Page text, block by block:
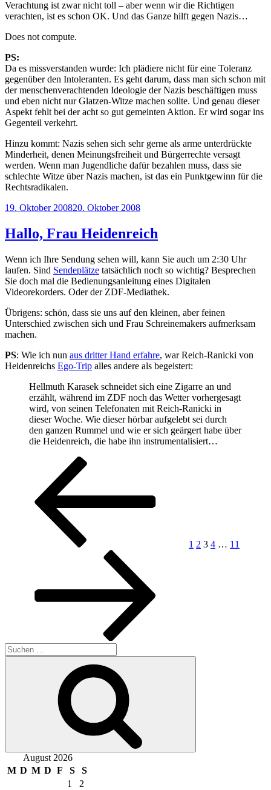
Verachtung ist zwar nicht toll – aber wenn wir die Richtigen
verachten, ist es schon OK. Und das Ganze hilft gegen Nazis…
Does not compute.
PS:
Da es missverstanden wurde: Ich plädiere nicht für eine Toleranz
gegenüber den Intoleranten. Es geht darum, dass man sich schon mit
der menschenverachtenden Ideologie der Nazis beschäftigen muss
und eben nicht nur Glatzen-Witze machen sollte. Und genau dieser
Aspekt fehlt bei der acht so gut gemeinten Aktion. Er wird sogar ins
Gegenteil verkehrt.
Hinzu kommt: Nazis sehen sich sehr gerne als arme unterdrückte
Minderheit, denen Meinungsfreiheit und Bürgerrechte versagt
werden. Wenn man Jugendliche dafür bezahlen muss, dass sie
schlechte Witze über Nazis machen, ist das ein Punktgewinn für die
Rechtsradikalen.
Veröffentlicht
19. Oktober 200820. Oktober 2008
Hallo, Frau Heidenreich
Wenn ich Ihre Sendung sehen will, kann Sie auch um 2:30 Uhr
laufen. Sind Sendeplätze tatsächlich noch so wichtig? Besprechen
Sie doch mal die Bedienungsanleitung eines Digitalen
Videorekorders. Oder der ZDF-Mediathek.
Übrigens: schön, dass sie uns auf den kleinen, aber feinen
Unterschied zwischen sich und Frau Schreinemakers aufmerksam
machen.
PS: Wie ich nun aus dritter Hand erfahre, war Reich-Ranicki von
Heidenreichs Ego-Trip alles andere als begeistert:
Hellmuth Karasek schneidet sich eine Zigarre an und
erzählt, während im ZDF noch das Wetter vorhergesagt
wird, von seinen Telefonaten mit Reich-Ranicki in
dieser Woche. Wie dieser hörbar aufgelebt sei durch
den ganzen Rummel und wie er sich geärgert habe über
die Heidenreich, die habe ihn instrumentalisiert…
Seitennummerierung
Beiträge
1 2 3 4 … 11
Suchen
nach:
August 2026
M D M D F S
S
1
2